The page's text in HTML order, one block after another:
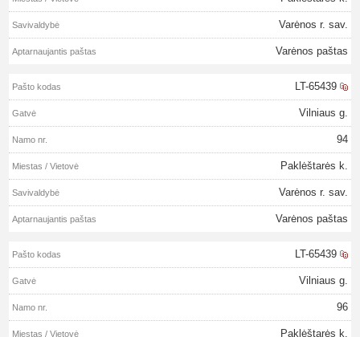
Varėnos r. sav.
Varėnos paštas
LT-65439
Vilniaus g.
94
Paklėštarės k.
Varėnos r. sav.
Varėnos paštas
LT-65439
Vilniaus g.
96
Paklėštarės k.